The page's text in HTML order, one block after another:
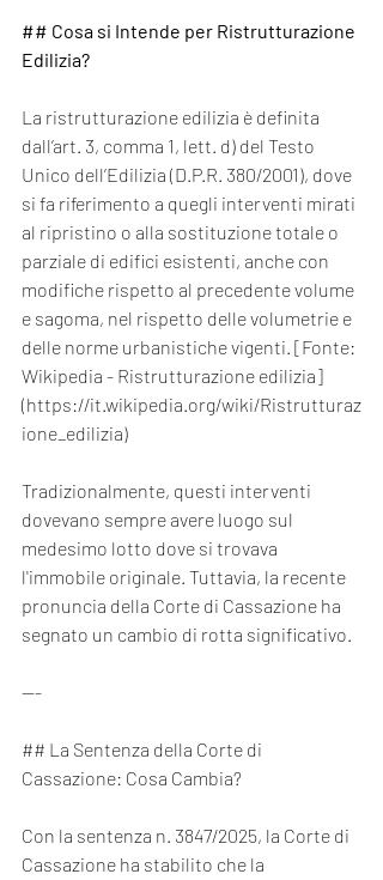
## Cosa si Intende per Ristrutturazione
Edilizia?
La ristrutturazione edilizia è definita
dall’art. 3, comma 1, lett. d) del Testo
Unico dell’Edilizia (D.P.R. 380/2001), dove
si fa riferimento a quegli interventi mirati
al ripristino o alla sostituzione totale o
parziale di edifici esistenti, anche con
modifiche rispetto al precedente volume
e sagoma, nel rispetto delle volumetrie e
delle norme urbanistiche vigenti. [Fonte:
Wikipedia - Ristrutturazione edilizia]
(https://it.wikipedia.org/wiki/Ristrutturaz
ione_edilizia)
Tradizionalmente, questi interventi
dovevano sempre avere luogo sul
medesimo lotto dove si trovava
l'immobile originale. Tuttavia, la recente
pronuncia della Corte di Cassazione ha
segnato un cambio di rotta significativo.
---
## La Sentenza della Corte di
Cassazione: Cosa Cambia?
Con la sentenza n. 3847/2025, la Corte di
Cassazione ha stabilito che la